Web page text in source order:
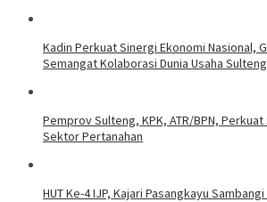
Kadin Perkuat Sinergi Ekonomi Nasional,
Semangat Kolaborasi Dunia Usaha
Pemprov Sulteng, KPK, ATR/BPN,
Sektor Pertanahan
HUT Ke-4 IJP, Kajari Pasangkayu